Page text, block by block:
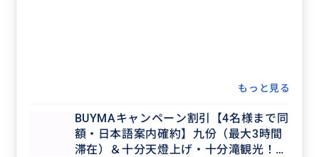
もっと見る
BUYMAキャンペーン割引【4名様まで同
額・日本語案内確約】九份（最大3時間
滞在）＆十分天燈上げ・十分滝観光！セ